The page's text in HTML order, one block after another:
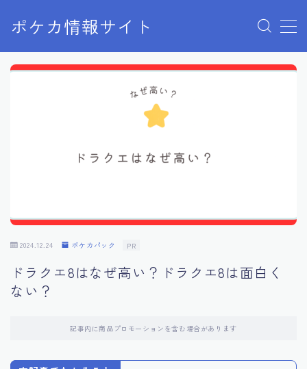
ポケカ情報サイト
MENU
Home
2024.12.24 ポケカパック PR
ドラクエ8はなぜ高い？ドラクエ8は面白く
ない？
記事内に商品プロモーションを含む場合があります